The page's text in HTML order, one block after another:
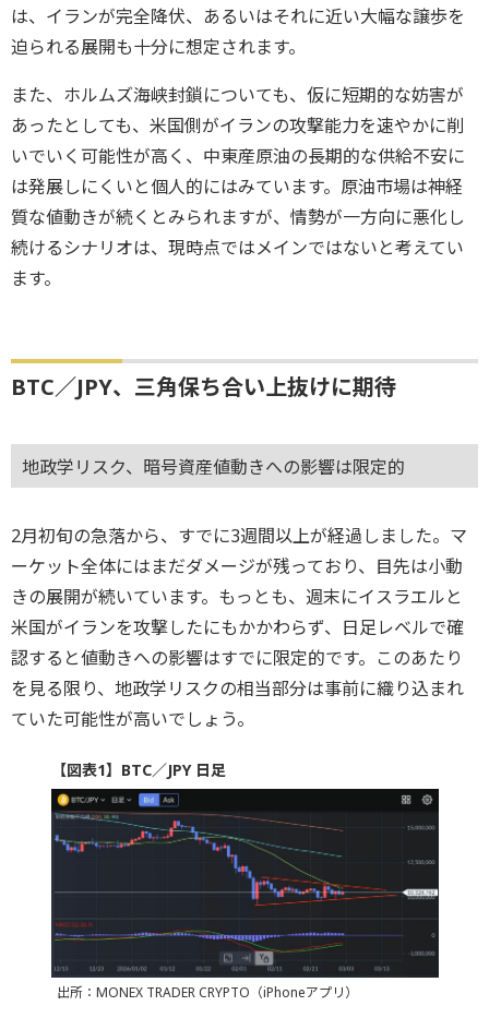
は、イランが完全降伏、あるいはそれに近い大幅な譲歩を
迫られる展開も十分に想定されます。
また、ホルムズ海峡封鎖についても、仮に短期的な妨害が
あったとしても、米国側がイランの攻撃能力を速やかに削
いでいく可能性が高く、中東産原油の長期的な供給不安に
は発展しにくいと個人的にはみています。原油市場は神経
質な値動きが続くとみられますが、情勢が一方向に悪化し
続けるシナリオは、現時点ではメインではないと考えてい
ます。
BTC／JPY、三角保ち合い上抜けに期待
地政学リスク、暗号資産値動きへの影響は限定的
2月初旬の急落から、すでに3週間以上が経過しました。マ
ーケット全体にはまだダメージが残っており、目先は小動
きの展開が続いています。もっとも、週末にイスラエルと
米国がイランを攻撃したにもかかわらず、日足レベルで確
認すると値動きへの影響はすでに限定的です。このあたり
を見る限り、地政学リスクの相当部分は事前に織り込まれ
ていた可能性が高いでしょう。
【図表1】BTC／JPY 日足
出所：MONEX TRADER CRYPTO（iPhoneアプリ）